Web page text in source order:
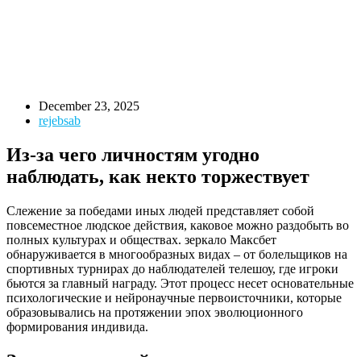
December 23, 2025
rejebsab
Из-за чего личностям угодно
наблюдать, как некто торжествует
Слежение за победами иных людей представляет собой
повсеместное людское действия, каковое можно раздобыть во
полных культурах и обществах. зеркало Максбет
обнаруживается в многообразных видах – от болельщиков на
спортивных турнирах до наблюдателей телешоу, где игроки
бьются за главный награду. Этот процесс несет основательные
психологические и нейронаучные первоисточники, которые
образовывались на протяжении эпох эволюционного
формирования индивида.